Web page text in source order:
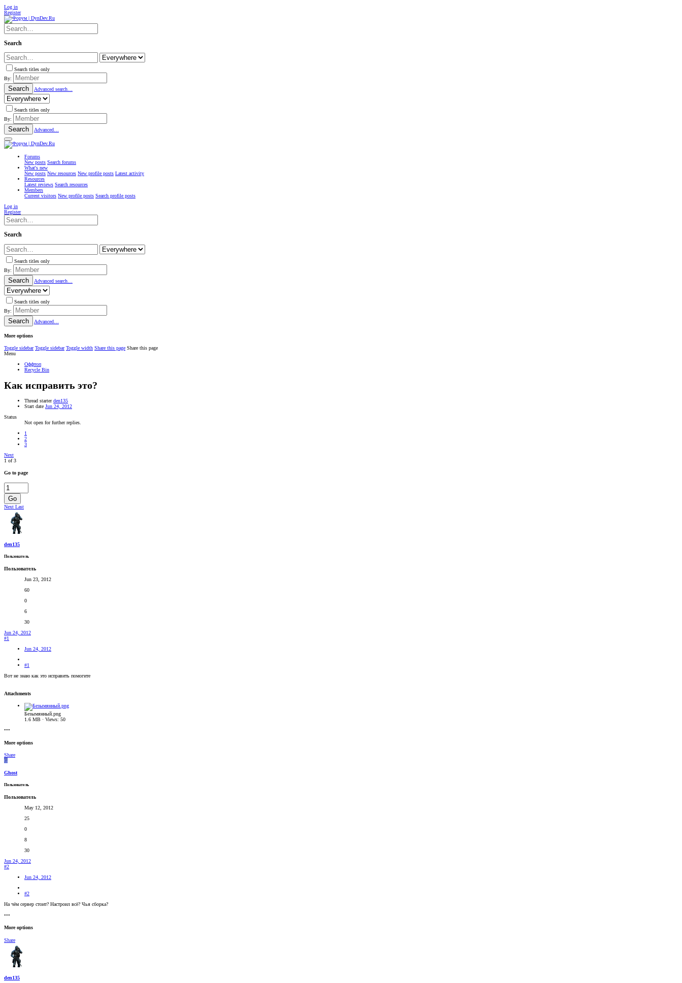
Log in
Register
Search
Search titles only
By:
Search Advanced search…
Search titles only
By:
Search Advanced…
Forums
New posts Search forums
What's new
New posts New resources New profile posts Latest activity
Resources
Latest reviews Search resources
Members
Current visitors New profile posts Search profile posts
Log in
Register
Search
Search titles only
By:
Search Advanced search…
Search titles only
By:
Search Advanced…
More options
Toggle sidebar Toggle sidebar Toggle width Share this page Share this page
Menu
Оффтоп
Recycle Bin
Как исправить это?
Thread starter den135
Start date Jun 24, 2012
Status
Not open for further replies.
1
2
3
Next
1 of 3
Go to page
Go
Next Last
den135
Пользователь
Пользователь
Jun 23, 2012
60
0
6
30
Jun 24, 2012
#1
Jun 24, 2012
#1
Вот не знаю как это исправить помогите
Attachments
Безымянный.png
1.6 MB · Views: 50
•••
More options
Share
G
Ghost
Пользователь
Пользователь
May 12, 2012
25
0
8
30
Jun 24, 2012
#2
Jun 24, 2012
#2
На чём сервер стоит? Настроил всё? Чья сборка?
•••
More options
Share
den135